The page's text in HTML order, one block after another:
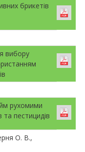
брикетів
вибору
рухомими
пестицидів
О. В.,